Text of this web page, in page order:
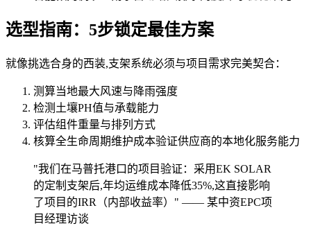
选型指南：5步锁定最佳方案
就像挑选合身的西装,支架系统必须与项目需求完美契合：
测算当地最大风速与降雨强度
检测土壤PH值与承载能力
评估组件重量与排列方式
核算全生命周期维护成本验证供应商的本地化服务能力
"我们在马普托港口的项目验证：采用EK SOLAR
的定制支架后,年均运维成本降低35%,这直接影响
了项目的IRR（内部收益率）" —— 某中资EPC项
目经理访谈